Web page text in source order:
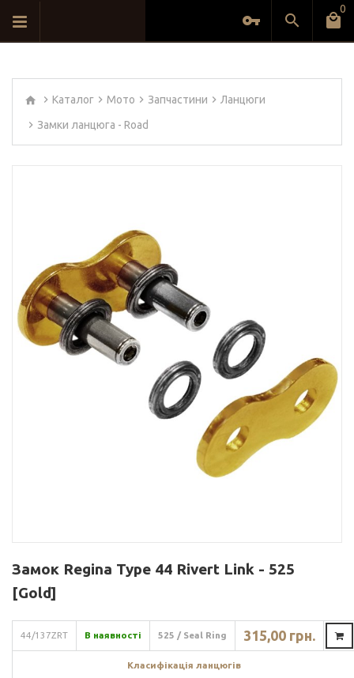
0
Каталог Мото Запчастини Ланцюги
Замки ланцюга - Road
Замок Regina Type 44 Rivert Link - 525
[Gold]
44/137ZRT В наявності 525 / Seal Ring 315,00 грн.
Класифікація ланцюгів